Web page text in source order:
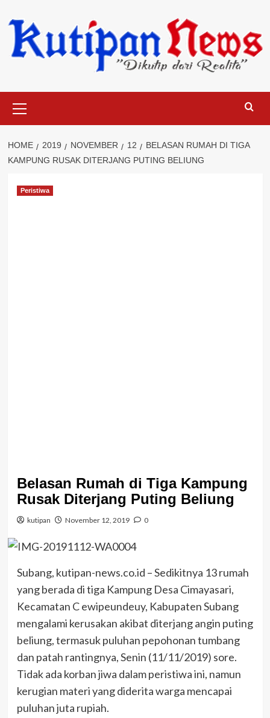
to
content
Menu
HOME 2019 NOVEMBER 12
BELASAN RUMAH DI TIGA
KAMPUNG RUSAK DITERJANG PUTING BELIUNG
Peristiwa
Belasan Rumah di Tiga Kampung
Rusak Diterjang Puting Beliung
kutipan November 12, 2019 0
Subang, kutipan-news.co.id – Sedikitnya 13 rumah
yang berada di tiga Kampung Desa Cimayasari,
Kecamatan C ewipeundeuy, Kabupaten Subang
mengalami kerusakan akibat diterjang angin puting
beliung, termasuk puluhan pepohonan tumbang
dan patah rantingnya, Senin (11/11/2019) sore.
Tidak ada korban jiwa dalam peristiwa ini, namun
kerugian materi yang diderita warga mencapai
puluhan juta rupiah.